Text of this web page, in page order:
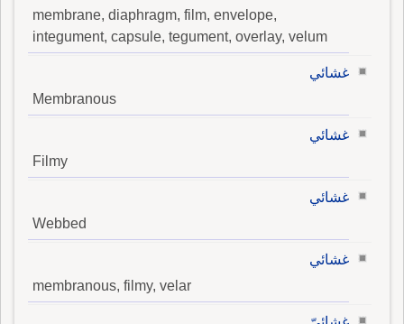
membrane, diaphragm, film, envelope,
integument, capsule, tegument, overlay, velum
غشائي
Membranous
غشائي
Filmy
غشائي
Webbed
غشائي
membranous, filmy, velar